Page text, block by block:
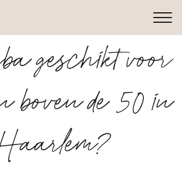
geschikt voor
boven de 50 in